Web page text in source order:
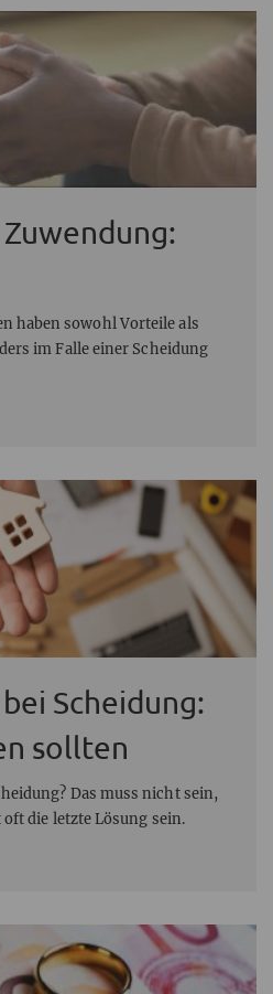
haben sowohl Vorteile als
im Falle einer Scheidung
Scheidung:
sollten
Das muss nicht sein,
die letzte Lösung sein.